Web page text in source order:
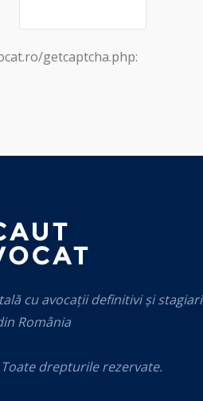
getcaptcha.php:
cu avocații definitivi și stagiari
România
drepturile rezervate.